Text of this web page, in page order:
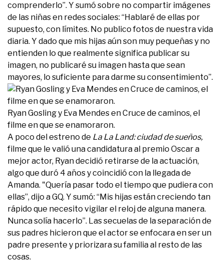
comprenderlo”. Y sumó sobre no compartir imágenes
de las niñas en redes sociales: “Hablaré de ellas por
supuesto, con límites. No publico fotos de nuestra vida
diaria. Y dado que mis hijas aún son muy pequeñas y no
entienden lo que realmente significa publicar su
imagen, no publicaré su imagen hasta que sean
mayores, lo suficiente para darme su consentimiento”.
Ryan Gosling y Eva Mendes en Cruce de caminos, el
filme en que se enamoraron.
A poco del estreno de La La Land: ciudad de sueños,
filme que le valió una candidatura al premio Oscar a
mejor actor, Ryan decidió retirarse de la actuación,
algo que duró 4 años y coincidió con la llegada de
Amanda. "Quería pasar todo el tiempo que pudiera con
ellas”, dijo a GQ. Y sumó: “Mis hijas están creciendo tan
rápido que necesito vigilar el reloj de alguna manera.
Nunca solía hacerlo”. Las secuelas de la separación de
sus padres hicieron que el actor se enfocara en ser un
padre presente y priorizara su familia al resto de las
cosas.